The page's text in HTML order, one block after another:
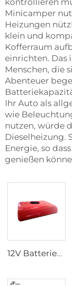
kontrollieren
Minicamper
Heizungen
klein und
Kofferraum
einrichten. Das
Menschen, die
Abenteuer
Ihr Auto als
wie
nutzen, würde
Dieselheizung.
Energie, so
genießen
12V Batteriebetriebene Traktorkabine LKW-Schlafraum-Parkklimagerät für LKW